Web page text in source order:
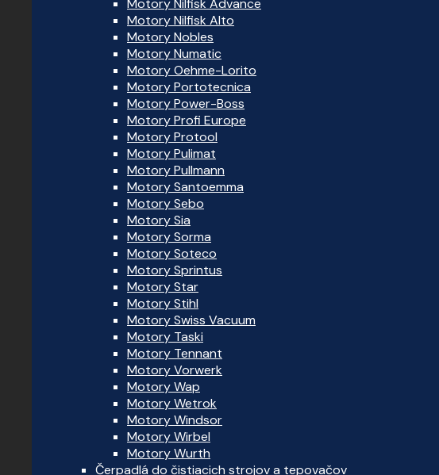
Motory Nilfisk Advance
Motory Nilfisk Alto
Motory Nobles
Motory Numatic
Motory Oehme-Lorito
Motory Portotecnica
Motory Power-Boss
Motory Profi Europe
Motory Protool
Motory Pulimat
Motory Pullmann
Motory Santoemma
Motory Sebo
Motory Sia
Motory Sorma
Motory Soteco
Motory Sprintus
Motory Star
Motory Stihl
Motory Swiss Vacuum
Motory Taski
Motory Tennant
Motory Vorwerk
Motory Wap
Motory Wetrok
Motory Windsor
Motory Wirbel
Motory Wurth
Čerpadlá do čistiacich strojov a tepovačov